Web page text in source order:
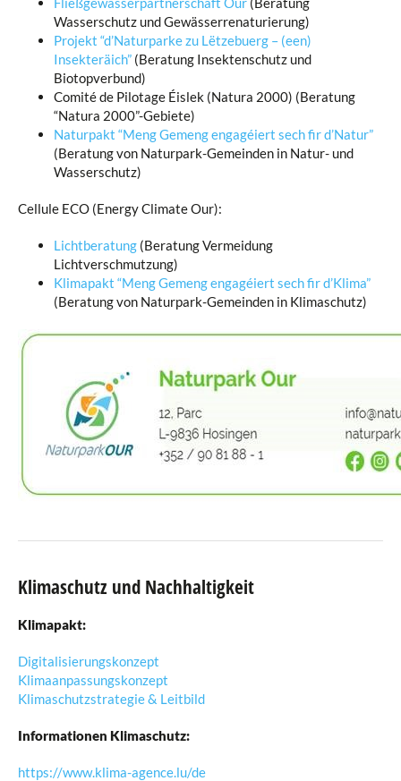
Wasserschutz und Gewässerrenaturierung)
Projekt “d’Naturparke zu Lëtzebuerg – (een)
Insekteräich” (Beratung Insektenschutz und
Biotopverbund)
Comité de Pilotage Éislek (Natura 2000) (Beratung
“Natura 2000”-Gebiete)
Naturpakt “Meng Gemeng engagéiert sech fir d’Natur”
(Beratung von Naturpark-Gemeinden in Natur- und
Wasserschutz)
Cellule ECO (Energy Climate Our):
Lichtberatung (Beratung Vermeidung
Lichtverschmutzung)
Klimapakt “Meng Gemeng engagéiert sech fir d’Klima”
(Beratung von Naturpark-Gemeinden in Klimaschutz)
Klimaschutz und Nachhaltigkeit
Klimapakt:
Digitalisierungskonzept
Klimaanpassungskonzept
Klimaschutzstrategie & Leitbild
Informationen Klimaschutz:
https://www.klima-agence.lu/de